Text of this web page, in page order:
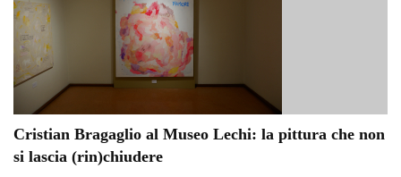
Cristian Bragaglio al Museo Lechi: la pittura che non
si lascia (rin)chiudere